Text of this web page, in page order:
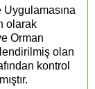
Uygulamasına
olarak
Orman
olan
kontrol